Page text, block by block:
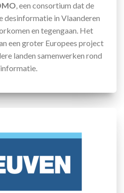
, een consortium dat de
desinformatie in Vlaanderen
en tegengaan. Het
een groter Europees project
landen samenwerken rond